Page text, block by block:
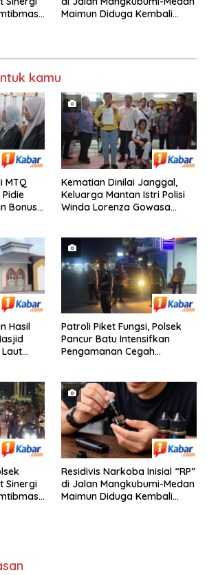
Maimun Diduga Kembali
kamu
MTQ
Pidie
Bonus
Kematian Dinilai Janggal,
Keluarga Mantan Istri Polisi
Winda Lorenza Gowasa
Hasil
Laut
Patroli Piket Fungsi, Polsek
Pancur Batu Intensifkan
Pengamanan Cegah
Sinergi
Residivis Narkoba Inisial “RP”
di Jalan Mangkubumi-Medan
Maimun Diduga Kembali